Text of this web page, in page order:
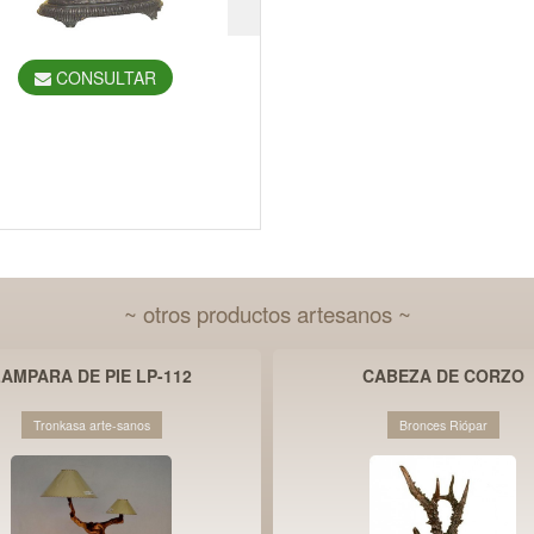
CONSULTAR
~ otros productos artesanos ~
DE PIE LP-112
Tronkasa arte-sanos
CABEZA DE CORZO
Bronces Riópar